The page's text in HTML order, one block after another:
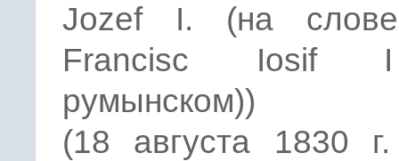
Jozef I. (на
Francisc Iosif
румынском))
(18 августа 1830